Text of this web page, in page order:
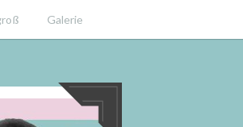
Galerie